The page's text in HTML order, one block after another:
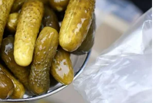
sada postaje jasno
trenuci.